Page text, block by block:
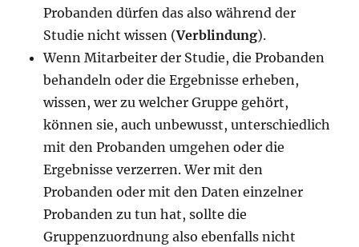
Probanden dürfen das also während der
Studie nicht wissen (Verblindung).
Wenn Mitarbeiter der Studie, die Probanden
behandeln oder die Ergebnisse erheben,
wissen, wer zu welcher Gruppe gehört,
können sie, auch unbewusst, unterschiedlich
mit den Probanden umgehen oder die
Ergebnisse verzerren. Wer mit den
Probanden oder mit den Daten einzelner
Probanden zu tun hat, sollte die
Gruppenzuordnung also ebenfalls nicht